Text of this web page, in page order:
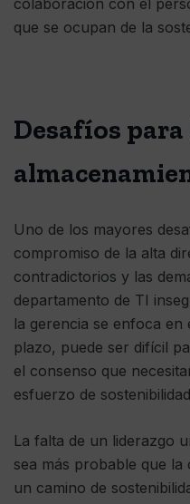
colaboración con el
que se ocupan de la
Desafíos
Uno de los mayores
compromiso de la alta
contradictorios y las
departamento de TI
la gerencia se enfoca
plazo, puede ser difícil
el consenso que
esfuerzo de
La falta de un liderazgo
sea más probable que
un camino de